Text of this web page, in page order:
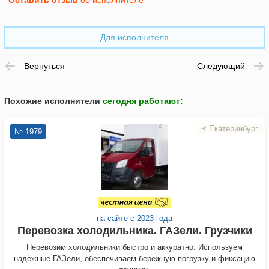
Для исполнителя
Вернуться Следующий
Похожие исполнители сегодня работают:
Екатеринбург
№ 1979
на сайте с 2023 года
Перевозка холодильника. ГАЗели. Грузчики
Перевозим холодильники быстро и аккуратно. Используем
надёжные ГАЗели, обеспечиваем бережную погрузку и фиксацию